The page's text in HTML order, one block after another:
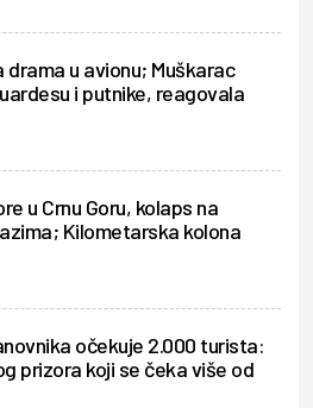
drama u avionu; Muškarac
i putnike, reagovala
u Crnu Goru, kolaps na
Kilometarska kolona
očekuje 2.000 turista:
prizora koji se čeka više od